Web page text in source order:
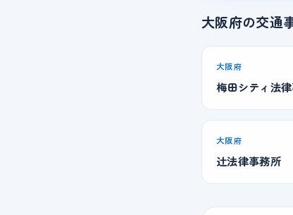
大阪府の交通
大阪府
梅田シティ法
大阪府
辻法律事務所